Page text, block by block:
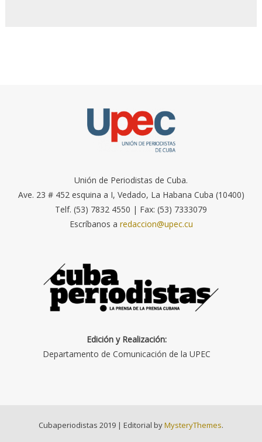
Unión de Periodistas de Cuba.
Ave. 23 # 452 esquina a I, Vedado, La Habana Cuba (10400)
Telf. (53) 7832 4550 | Fax: (53) 7333079
Escríbanos a redaccion@upec.cu
Edición y Realización:
Departamento de Comunicación de la UPEC
Cubaperiodistas 2019 | Editorial byMysteryThemes.